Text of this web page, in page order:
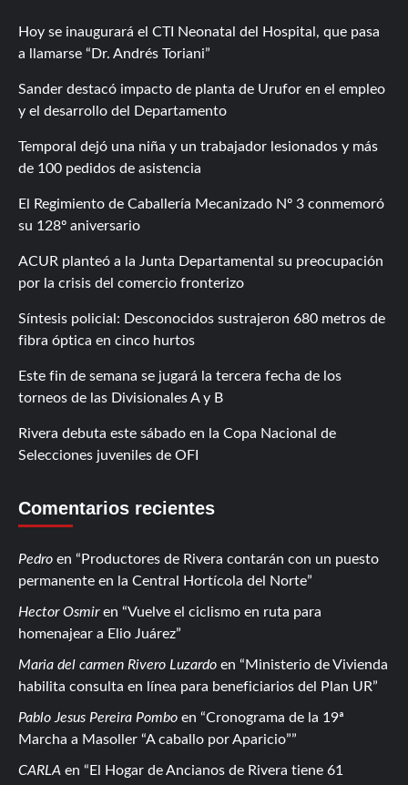
Hoy se inaugurará el CTI Neonatal del Hospital, que pasa
a llamarse “Dr. Andrés Toriani”
Sander destacó impacto de planta de Urufor en el empleo
y el desarrollo del Departamento
Temporal dejó una niña y un trabajador lesionados y más
de 100 pedidos de asistencia
El Regimiento de Caballería Mecanizado Nº 3 conmemoró
su 128º aniversario
ACUR planteó a la Junta Departamental su preocupación
por la crisis del comercio fronterizo
Síntesis policial: Desconocidos sustrajeron 680 metros de
fibra óptica en cinco hurtos
Este fin de semana se jugará la tercera fecha de los
torneos de las Divisionales A y B
Rivera debuta este sábado en la Copa Nacional de
Selecciones juveniles de OFI
Comentarios recientes
Pedro en
Productores de Rivera contarán con un puesto
permanente en la Central Hortícola del Norte
Hector Osmiren
Vuelve el ciclismo en ruta para
homenajear a Elio Juárez
Maria del carmen Rivero Luzardo en
Ministerio de Vivienda
habilita consulta en línea para beneficiarios del Plan UR
Pablo Jesus Pereira Pombo en
Cronograma de la 19ª
Marcha a Masoller “A caballo por Aparicio”
CARLA en
El Hogar de Ancianos de Rivera tiene 61